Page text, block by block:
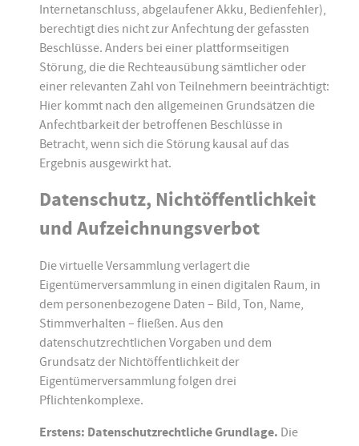
Internetanschluss, abgelaufener Akku, Bedienfehler),
berechtigt dies nicht zur Anfechtung der gefassten
Beschlüsse. Anders bei einer plattformseitigen
Störung, die die Rechteausübung sämtlicher oder
einer relevanten Zahl von Teilnehmern beeinträchtigt:
Hier kommt nach den allgemeinen Grundsätzen die
Anfechtbarkeit der betroffenen Beschlüsse in
Betracht, wenn sich die Störung kausal auf das
Ergebnis ausgewirkt hat.
Datenschutz, Nichtöffentlichkeit
und Aufzeichnungsverbot
Die virtuelle Versammlung verlagert die
Eigentümerversammlung in einen digitalen Raum, in
dem personenbezogene Daten – Bild, Ton, Name,
Stimmverhalten – fließen. Aus den
datenschutzrechtlichen Vorgaben und dem
Grundsatz der Nichtöffentlichkeit der
Eigentümerversammlung folgen drei
Pflichtenkomplexe.
Erstens: Datenschutzrechtliche Grundlage. Die